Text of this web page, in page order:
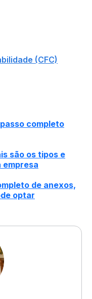
(CFC)
completo
são os tipos e
empresa
de anexos,
optar